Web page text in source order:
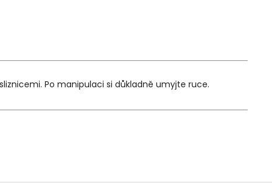
Po manipulaci si důkladně umyjte ruce.